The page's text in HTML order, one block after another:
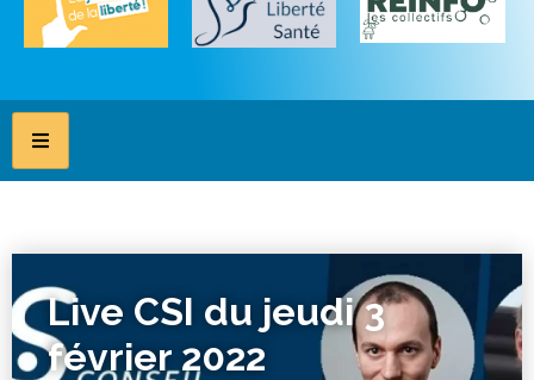
Live CSI du jeudi 3
février 2022